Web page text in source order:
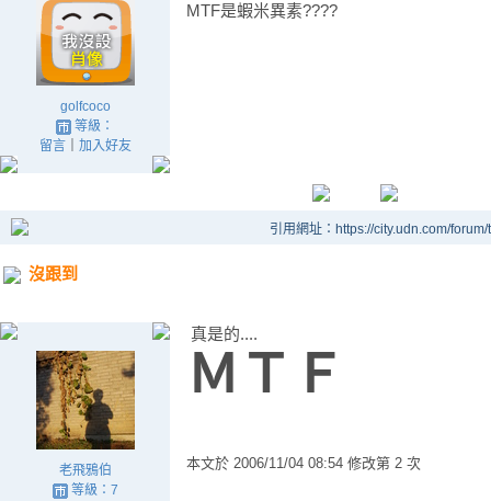
golfcoco
等級：
留言｜ 加入好友
MTF是蝦米異素????
引用網址：https://city.udn.com/
沒跟到
老飛鴉伯
等級：7
真是的....
ＭＴＦ
本文於 2006/11/04 08:54 修改第 2 次